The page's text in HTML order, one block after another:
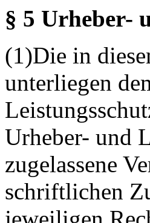
§ 5 Urheber-
(1)Die in
unterliegen
Urheber- und
zugelassene
schriftlichen